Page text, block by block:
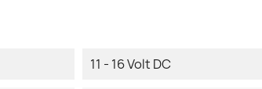
11 - 16 Volt DC